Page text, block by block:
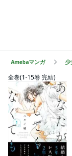
Amebaマンガ 少
全巻(1-15巻 完結)